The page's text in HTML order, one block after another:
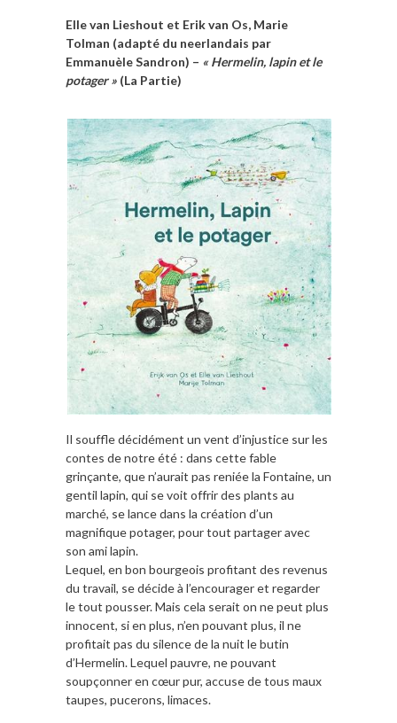
Elle van Lieshout et Erik van Os, Marie
Tolman (adapté du neerlandais par
Emmanuèle Sandron) – « Hermelin, lapin et le
potager » (La Partie)
Il souffle décidément un vent d’injustice sur les
contes de notre été : dans cette fable
grinçante, que n’aurait pas reniée la Fontaine, un
gentil lapin, qui se voit offrir des plants au
marché, se lance dans la création d’un
magnifique potager, pour tout partager avec
son ami lapin.
Lequel, en bon bourgeois profitant des revenus
du travail, se décide à l’encourager et regarder
le tout pousser. Mais cela serait on ne peut plus
innocent, si en plus, n’en pouvant plus, il ne
profitait pas du silence de la nuit le butin
d’Hermelin. Lequel pauvre, ne pouvant
soupçonner en cœur pur, accuse de tous maux
taupes, pucerons, limaces.